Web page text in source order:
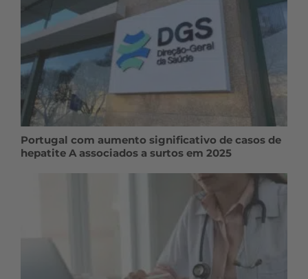
Portugal com aumento significativo de casos de
hepatite A associados a surtos em 2025